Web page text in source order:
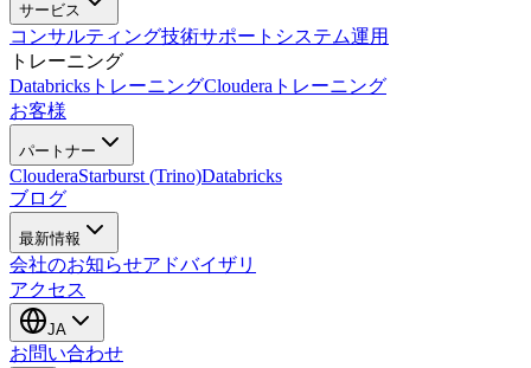
サービス
コンサルティング技術サポート システム運用
トレーニング
DatabricksトレーニングClouderaトレーニング
お客様
パートナー
ClouderaStarburst (Trino)Databricks
ブログ
最新情報
会社のお知らせアドバイザリ
アクセス
JA
お問い合わせ